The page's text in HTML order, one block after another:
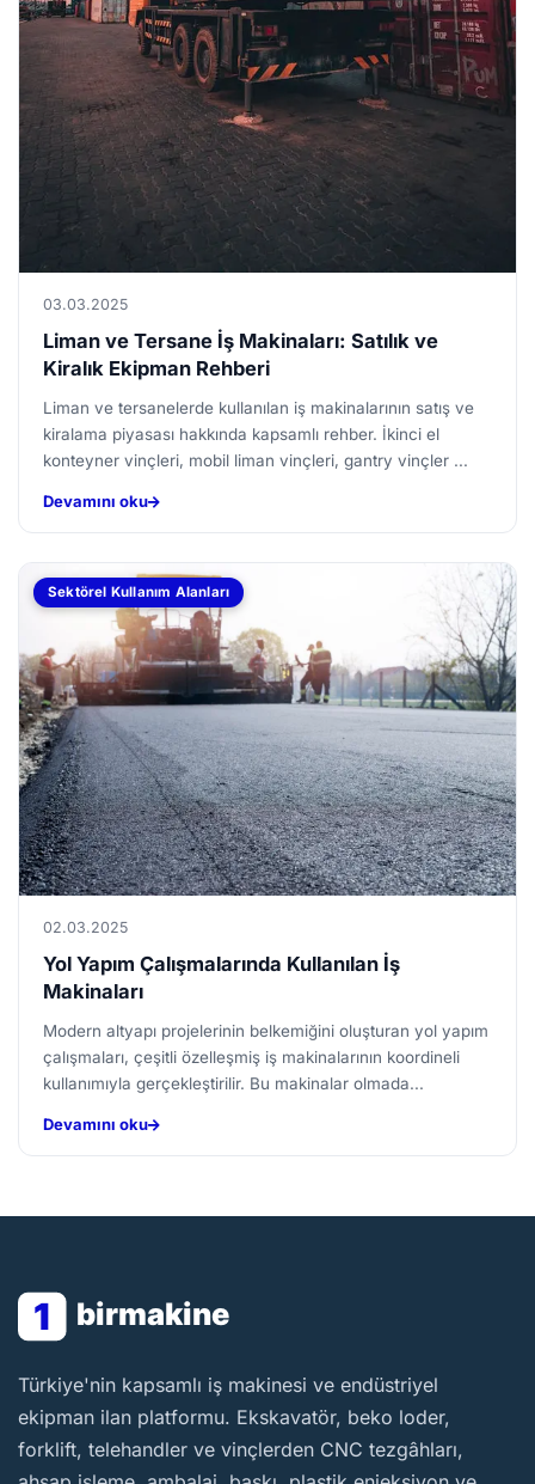
03.03.2025
Liman ve Tersane İş Makinaları: Satılık ve
Kiralık Ekipman Rehberi
Liman ve tersanelerde kullanılan iş makinalarının satış ve
kiralama piyasası hakkında kapsamlı rehber. İkinci el
konteyner vinçleri, mobil liman vinçleri, gantry vinçler ...
Devamını oku
Sektörel Kullanım Alanları
02.03.2025
Yol Yapım Çalışmalarında Kullanılan İş
Makinaları
Modern altyapı projelerinin belkemiğini oluşturan yol yapım
çalışmaları, çeşitli özelleşmiş iş makinalarının koordineli
kullanımıyla gerçekleştirilir. Bu makinalar olmada...
Devamını oku
1 birmakine
BirMakine
Türkiye'nin kapsamlı iş makinesi ve endüstriyel
ekipman ilan platformu. Ekskavatör, beko loder,
forklift, telehandler ve vinçlerden CNC tezgâhları,